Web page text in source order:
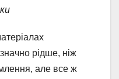
рідше, ніж
але все ж